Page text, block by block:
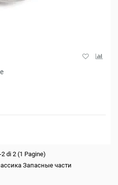
di 2 (1 Pagine)
Запасные части